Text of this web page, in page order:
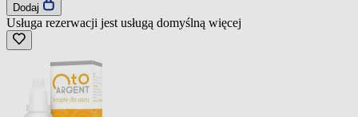
Dodaj
Usługa rezerwacji jest usługą domyślną więcej